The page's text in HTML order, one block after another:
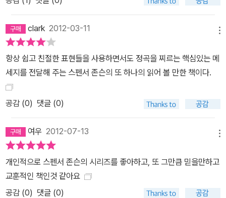
clark 2012-03-11
항상 쉽고 친절한 표현들을 사용하면서도 정곡을 찌르는 핵심있는 메
세지를 전달해 주는 스펜서 존슨의 또 하나의 읽어 볼 만한 책이다.
공감 (0) 댓글 (0)
여우 2012-07-13
개인적으로 스펜서 존슨의 시리즈를 좋아하고, 또 그만큼 믿을만하고
교훈적인 책인것 같아요
공감 (0) 댓글 (0)